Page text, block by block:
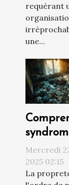
requérant
une...
impacts
l'habitat
Mercredi
2025 02:15
La